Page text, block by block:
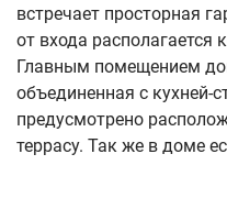
встречает просторная
от входа располагается
Главным помещением
объединенная с кухней-
предусмотрено
террасу. Так же в доме